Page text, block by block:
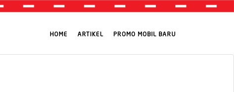
HOME ARTIKEL PROMO MOBIL BARU